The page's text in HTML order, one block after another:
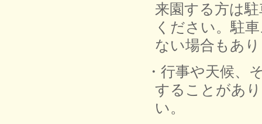
来園する方は
ください。駐
ない場合もあ
・行事や天候、
することがあ
い。